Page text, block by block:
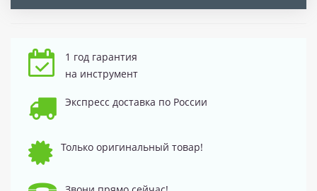
1 год гарантия
на инструмент
Экспресс доставка по России
Только оригинальный товар!